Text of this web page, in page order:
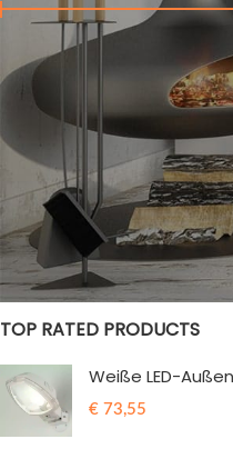
Preis:€ 0
STATUS DER BESTÄNDE
Im Verkauf
Vorrätig
TOP RATED PRODUCTS
Weiße LED-
€ 73,55